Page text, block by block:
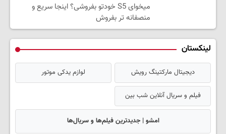
میخوای S5 خودتو بفروشی؟ اینجا سریع و
منصفانه تر بفروش
لینکستان
دیجیتال مارکتینگ رویش لوازم یدکی موتور
فیلم و سریال آنلاین شب بین
امشو | جدیدترین فیلم‌ها و سریال‌ها